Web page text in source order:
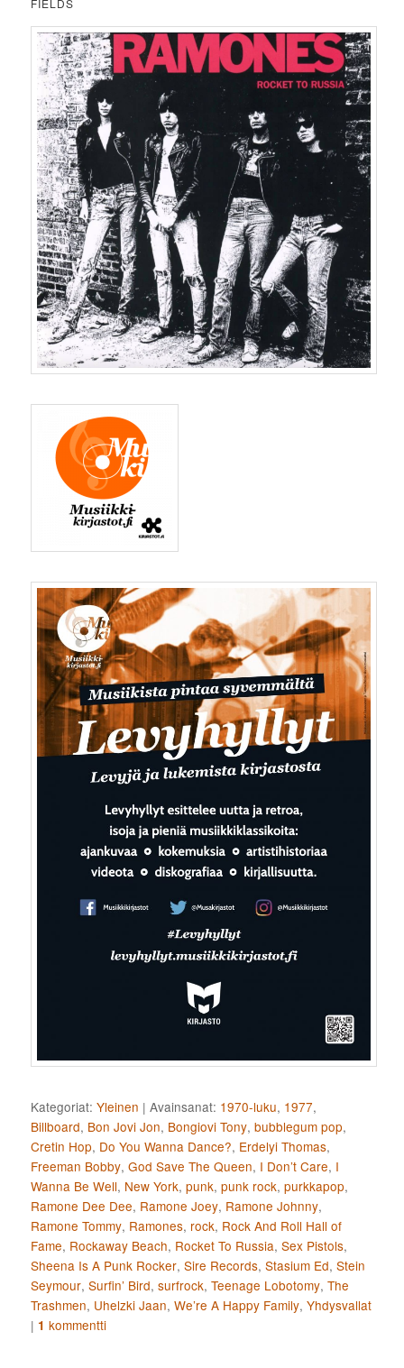
FIELDS
Kategoriat: Yleinen |Avainsanat: 1970-luku, 1977,
Billboard, Bon Jovi Jon, Bongiovi Tony,bubblegum pop,
Cretin Hop, Do You Wanna Dance?, Erdelyi Thomas,
Freeman Bobby,God Save The Queen, I Don’t Care, I
Wanna Be Well, New York,punk,punk rock,purkkapop,
Ramone Dee Dee, Ramone Joey, Ramone Johnny,
Ramone Tommy, Ramones, rock, Rock And Roll Hall of
Fame, Rockaway Beach, Rocket To Russia,Sex Pistols,
Sheena Is A Punk Rocker,Sire Records,Stasium Ed,Stein
Seymour,Surfin’ Bird,surfrock,Teenage Lobotomy,The
Trashmen, Uhelzki Jaan,We’re A Happy Family,Yhdysvallat
| 1 kommentti